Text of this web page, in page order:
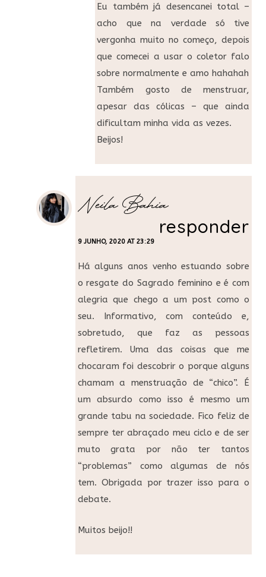
Eu também já desencanei total –
acho que na verdade só tive
vergonha muito no começo, depois
que comecei a usar o coletor falo
sobre normalmente e amo hahahah
Também gosto de menstruar,
apesar das cólicas – que ainda
dificultam minha vida as vezes.
Beijos!
Neila Bahia
9 JUNHO, 2020 AT 23:29
responder
Há alguns anos venho estuando sobre
o resgate do Sagrado feminino e é com
alegria que chego a um post como o
seu. Informativo, com conteúdo e,
sobretudo, que faz as pessoas
refletirem. Uma das coisas que me
chocaram foi descobrir o porque alguns
chamam a menstruação de “chico”. É
um absurdo como isso é mesmo um
grande tabu na sociedade. Fico feliz de
sempre ter abraçado meu ciclo e de ser
muto grata por não ter tantos
“problemas” como algumas de nós
tem. Obrigada por trazer isso para o
debate.
Muitos beijo!!